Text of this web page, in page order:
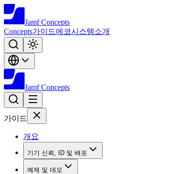
Jamf Concepts
Concepts가이드에코시스템소개
Jamf Concepts
가이드
개요
기기 신뢰, ID 및 배포
예제 및 데모